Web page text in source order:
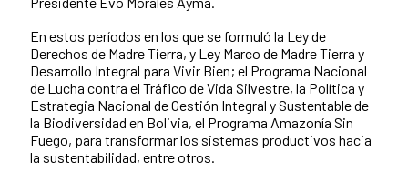
En estos períodos en los que se formuló la Ley de
Derechos de Madre Tierra, y Ley Marco de Madre Tierra y
Desarrollo Integral para Vivir Bien; el Programa Nacional
de Lucha contra el Tráfico de Vida Silvestre, la Política y
Estrategia Nacional de Gestión Integral y Sustentable de
la Biodiversidad en Bolivia, el Programa Amazonía Sin
Fuego, para transformar los sistemas productivos hacia
la sustentabilidad, entre otros.